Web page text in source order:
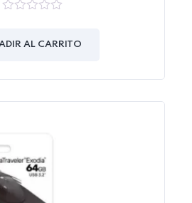
of
AL CARRITO